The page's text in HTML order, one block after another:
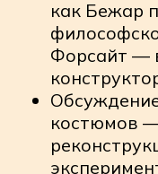
Разбираемся в
спектаклей –
истоков балов
экспериментов
режиссерских
дискуссии и
встречи, лекции и
на которых: